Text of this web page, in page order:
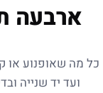
ארבעה
כל מה שאופנוע או
ועד יד שנייה